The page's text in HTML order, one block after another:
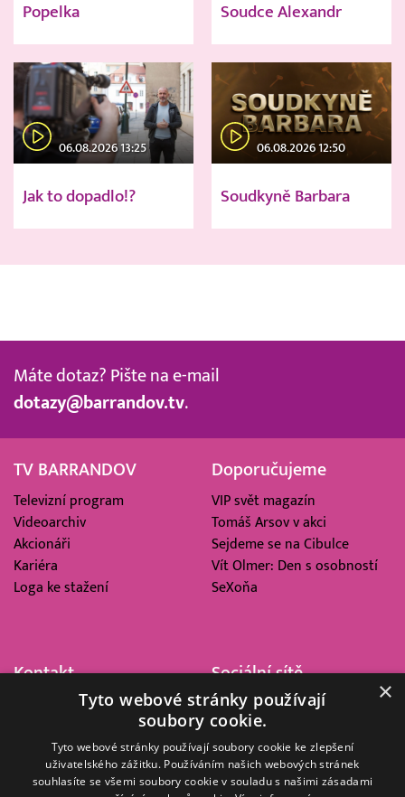
Popelka Soudce Alexandr
06.08.2026 13:25
Jak to dopadlo!?
06.08.2026 12:50
Soudkyně Barbara
Máte dotaz? Pište na e-mail
dotazy@barrandov.tv.
TV BARRANDOV
Televizní program
Videoarchiv
Akcionáři
Kariéra
Loga ke stažení
Doporučujeme
VIP svět magazín
Tomáš Arsov v akci
Sejdeme se na Cibulce
Vít Olmer: Den s osobností
SeXoňa
Kontakt
Barrandov Televizní Studio,
Kříženeckého nám. 322
152 00 Praha 5
IČ 416 93 311
Sociální sítě
×
Tyto webové stránky používají
soubory cookie.
Tyto webové stránky používají soubory cookie ke zlepšení
uživatelského zážitku. Používáním našich webových stránek
souhlasíte se všemi soubory cookie v souladu s našimi zásadami